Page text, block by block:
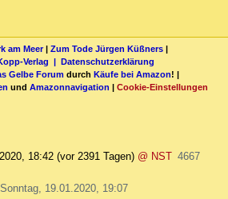
am Meer| Zum Tode Jürgen Küßners |
Verlag | Datenschutzerklärung
Gelbe Forum durch Käufe bei Amazon! |
und Amazonnavigation | Cookie-Einstellungen
18:42 (vor 2391 Tagen) @ NST 4667
19.01.2020, 19:07